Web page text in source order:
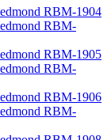
RBM-1904
RBM-
RBM-1905
RBM-
RBM-1906
RBM-